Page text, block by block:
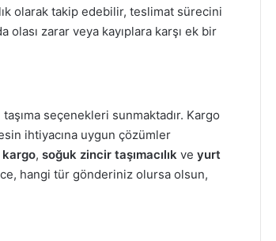
olarak takip edebilir, teslimat sürecini
zarar veya kayıplara karşı ek bir
seçenekleri sunmaktadır. Kargo
ihtiyacına uygun çözümler
, soğuk zincir taşımacılık ve yurt
hangi tür gönderiniz olursa olsun,